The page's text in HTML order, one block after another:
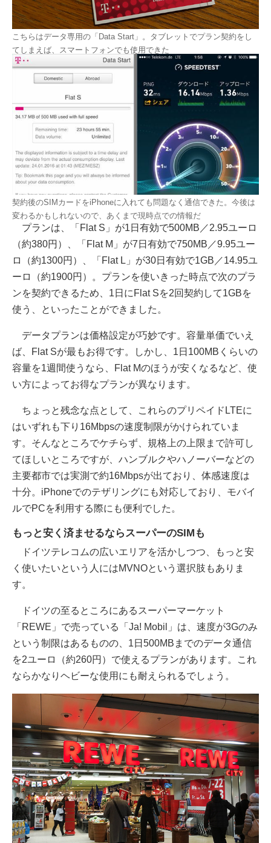
こちらはデータ専用の「Data Start」。タブレットでプラン契約をし
てしまえば、スマートフォンでも使用できた
契約後のSIMカードをiPhoneに入れても問題なく通信できた。今後は
変わるかもしれないので、あくまで現時点での情報だ
プランは、「Flat S」が1日有効で500MB／2.95ユーロ
（約380円）、「Flat M」が7日有効で750MB／9.95ユー
ロ（約1300円）、「Flat L」が30日有効で1GB／14.95ユ
ーロ（約1900円）。プランを使いきった時点で次のプラ
ンを契約できるため、1日にFlat Sを2回契約して1GBを
使う、といったことができました。
データプランは価格設定が巧妙です。容量単価でいえ
ば、Flat Sが最もお得です。しかし、1日100MBくらいの
容量を1週間使うなら、Flat Mのほうが安くなるなど、使
い方によってお得なプランが異なります。
ちょっと残念な点として、これらのプリペイドLTEに
はいずれも下り16Mbpsの速度制限がかけられていま
す。そんなところでケチらず、規格上の上限まで許可し
てほしいところですが、ハンブルクやハノーバーなどの
主要都市では実測で約16Mbpsが出ており、体感速度は
十分。iPhoneでのテザリングにも対応しており、モバイ
ルでPCを利用する際にも便利でした。
もっと安く済ませるならスーパーのSIMも
ドイツテレコムの広いエリアを活かしつつ、もっと安
く使いたいという人にはMVNOという選択肢もありま
す。
ドイツの至るところにあるスーパーマーケット
「REWE」で売っている「Ja! Mobil」は、速度が3Gのみ
という制限はあるものの、1日500MBまでのデータ通信
を2ユーロ（約260円）で使えるプランがあります。これ
ならかなりヘビーな使用にも耐えられるでしょう。